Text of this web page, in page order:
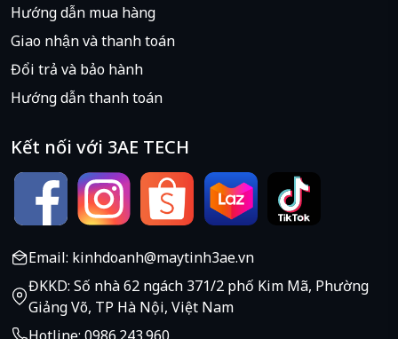
Hướng dẫn mua hàng
Giao nhận và thanh toán
Đổi trả và bảo hành
Hướng dẫn thanh toán
Kết nối với 3AE TECH
Email: kinhdoanh@maytinh3ae.vn
ĐKKD: Số nhà 62 ngách 371/2 phố Kim Mã, Phường
Giảng Võ, TP Hà Nội, Việt Nam